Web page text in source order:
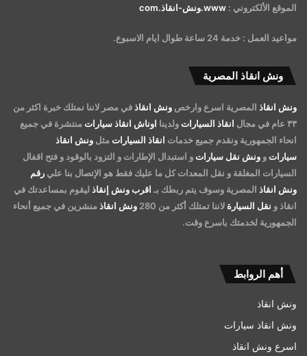
الموقع الألكتروني : www.ونش-انقاذ.com
مواعيد العمل : خدمة 24 ساعة طوال ايام الاسبوع.
ونش انقاذ المصرية
ونش انقاذ المصرية اسرع وارخص ونش انقاذفي مصر لاننا نمتلك خبرة اكثر من
٣٣ عام في مجال
انقاذ السيارات ولدينا اوناش انقاذ سيارات منتشرة في جميع
انحاء الجمهورية ونقدم جميع خدمات انقاذ السيارات مثل ونش انقاذ
سيارات و ونش نقل سيارات و استبدال الإطارات و التزود بالوقود و فتح اقفال
السيارات المغلقة و نقل المعدات كل ما عليك فقط هو الإتصال بنا علي رقم
ونش انقاذ المصرية وسوف يتم ربطك بـ اقرب ونش إنقاذ ليقوم بمساعدتك في
انقاذ و نقل السيارة لاننا تمتلك أكثر من 280 ونش انقاذمنشرين في جميع أنحاء
الجمهورية لخدمتك باسرع وقت.
أهم الروابط
ونش انقاذ
ونش انقاذ سيارات
اسرع ونش انقاذ